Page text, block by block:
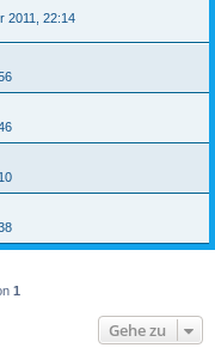
2011, 22:14
1
Gehe zu